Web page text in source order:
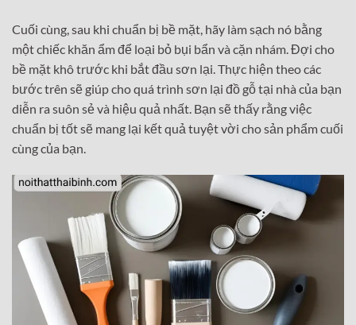
35,500,000₫.
Cuối cùng, sau khi chuẩn bị bề mặt, hãy làm sạch nó bằng
một chiếc khăn ẩm để loại bỏ bụi bẩn và cặn nhám. Đợi cho
bề mặt khô trước khi bắt đầu sơn lại. Thực hiện theo các
bước trên sẽ giúp cho quá trình sơn lại đồ gỗ tại nhà của bạn
diễn ra suôn sẻ và hiệu quả nhất. Bạn sẽ thấy rằng việc
chuẩn bị tốt sẽ mang lại kết quả tuyệt vời cho sản phẩm cuối
cùng của bạn.